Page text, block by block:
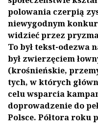
polowania czerpią
niewygodnym
widzieć przez
To był tekst-odezwa
był zwierzęciem
(krośnieńskie,
tych, w których
celu wsparcia
doprowadzenie do
Polsce. Półtora roku